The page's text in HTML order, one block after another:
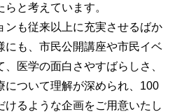
と考えています。
も従来以上に充実させるばか
にも、市民公開講座や市民イベ
医学の面白さやすばらしさ、
について理解が深められ、100
けるような企画をご用意いたし